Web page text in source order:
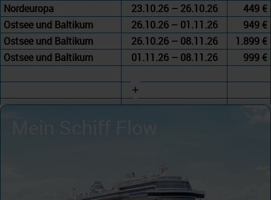
Nordeuropa
23.10.26 – 26.10.26
449 €
Ostsee und Baltikum
26.10.26 – 01.11.26
949 €
Ostsee und Baltikum
26.10.26 – 08.11.26
1.899 €
Ostsee und Baltikum
01.11.26 – 08.11.26 999 €
+
Mein Schiff Flow